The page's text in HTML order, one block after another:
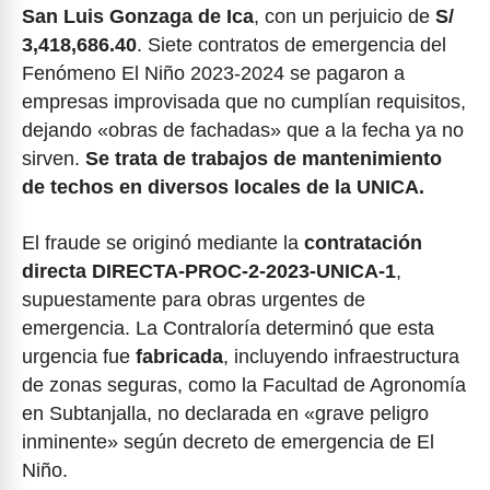
San Luis Gonzaga de Ica, con un perjuicio de S/
3,418,686.40. Siete contratos de emergencia del
Fenómeno El Niño 2023-2024 se pagaron a
empresas improvisada que no cumplían requisitos,
dejando «obras de fachadas» que a la fecha ya no
sirven. Se trata de trabajos de mantenimiento
de techos en diversos locales de la UNICA.
El fraude se originó mediante la contratación
directa DIRECTA-PROC-2-2023-UNICA-1,
supuestamente para obras urgentes de
emergencia. La Contraloría determinó que esta
urgencia fue fabricada, incluyendo infraestructura
de zonas seguras, como la Facultad de Agronomía
en Subtanjalla, no declarada en «grave peligro
inminente» según decreto de emergencia de El
Niño.